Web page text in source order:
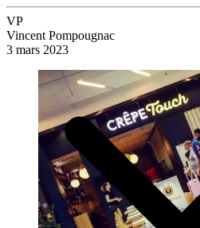
VP
Vincent Pompougnac
3 mars 2023